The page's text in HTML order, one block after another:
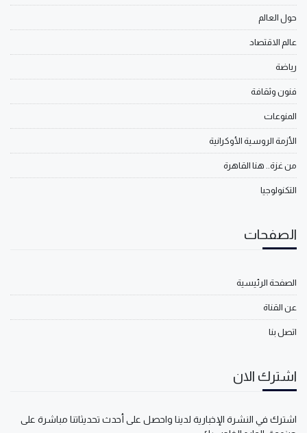
حول العالم
عالم الاقتصاد
رياضة
فنون وثقافة
المنوعات
الأزمة الروسية الأوكرانية
من غزة.. هنا القاهرة
التكنولوجيا
الصفحات
الصفحة الرئيسية
عن القناة
اتصل بنا
اشترك الان
اشترك في النشرة الإخبارية لدينا واحصل على أحدث تحديثاتنا مباشرة على